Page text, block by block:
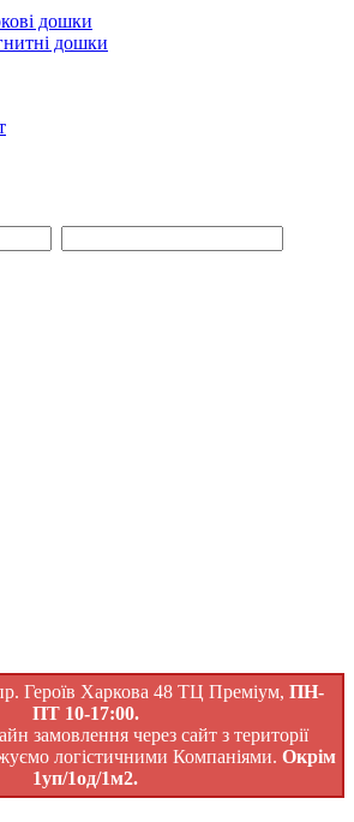
дошки
дошки
Героїв Харкова 48 ТЦ Преміум, ПН-
ПТ 10-17:00.
замовлення через сайт з території
логістичними Компаніями. Окрім
1уп/1од/1м2.